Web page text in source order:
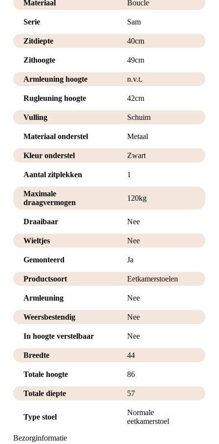
Materiaal Boucle
Serie Sam
Zitdiepte 40cm
Zithoogte 49cm
Armleuning hoogte n.v.t.
Rugleuning hoogte 42cm
Vulling Schuim
Materiaal onderstel Metaal
Kleur onderstel Zwart
Aantal zitplekken 1
Maximale
draagvermogen
120kg
Draaibaar Nee
Wieltjes Nee
Gemonteerd Ja
Productsoort Eetkamerstoelen
Armleuning Nee
Weersbestendig Nee
In hoogte verstelbaar Nee
Breedte 44
Totale hoogte 86
Totale diepte 57
Type stoel
Normale
eetkamerstoel
Bezorginformatie